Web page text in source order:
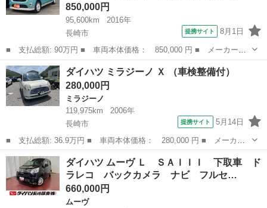
850,000円
95,600km
2016年
長崎市
提携サイト 8月1日
■ 支払総額: 90万円 ■ 車両本体価格： 850,000 円 ■ メーカー
名： ダイハツ ■ 車種名： ムーヴキャンバス ■ グレード名：
Ｘリミテッドメイクアップ ＳＡＩＩ 両側パワースライドドア／ナ
ビ・フルセグＴＶ...
長崎 長崎市 ダイハツ
ダイハツ ミラジーノ Ｘ （車検整備付）
280,000円
ミラジーノ
119,975km
2006年
長崎市
提携サイト 5月14日
■ 支払総額: 36.9万円 ■ 車両本体価格： 280,000 円 ■ メーカー
名： ダイハツ ■ 車種名： ミラジーノ ■ グレード名： Ｘ ■
排気量： 660cc ■ ドア枚数： 5D ■ ミッション： AT4速 ...
長崎 長崎市 ミラジーノ
ダイハツ ムーヴ Ｌ ＳＡＩＩＩ 下取車 ド
ラレコ バックカメラ ナビ フルセ…
660,000円
ムーヴ